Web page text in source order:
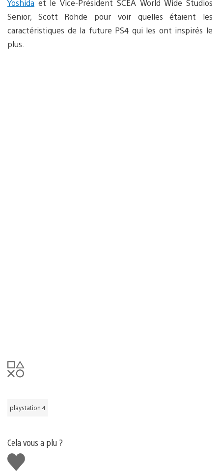
Yoshida et le Vice-Président SCEA World Wide Studios
Senior, Scott Rohde pour voir quelles étaient les
caractéristiques de la future PS4 qui les ont inspirés le
plus.
playstation 4
Cela vous a plu ?
J'aime